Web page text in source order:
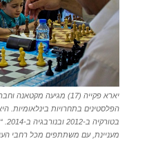
יארא פקייה (17) מגיעה
הפלסטינים בתחרויות בינלאומיות.
מעניינת, עם משתתפים מכל רחבי